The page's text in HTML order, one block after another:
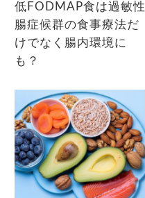
低FODMAP食は過敏性
腸症候群の食事療法だ
けでなく腸内環境に
も？